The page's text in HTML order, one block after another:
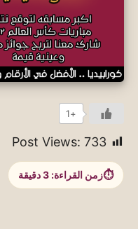
+1
Post Views: 733
زمن القراءة: 3دقيقة